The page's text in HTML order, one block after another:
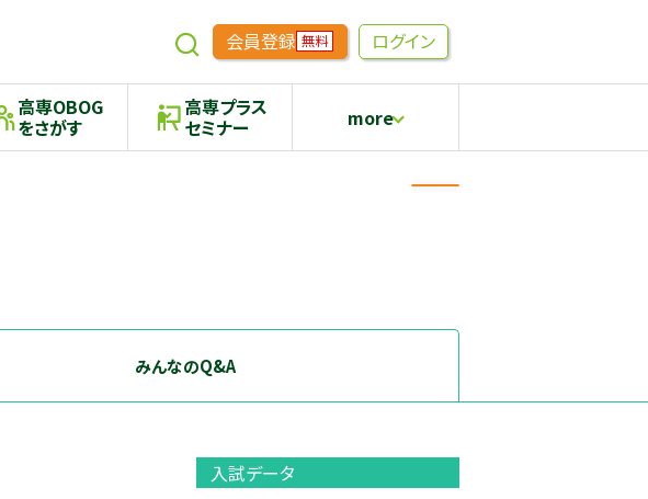
会員登録 無料 ログイン
高専OBOG
をさがす
高専プラス
セミナー more
高専生コミュニティめもらす
みんなのQ&A
入試データ